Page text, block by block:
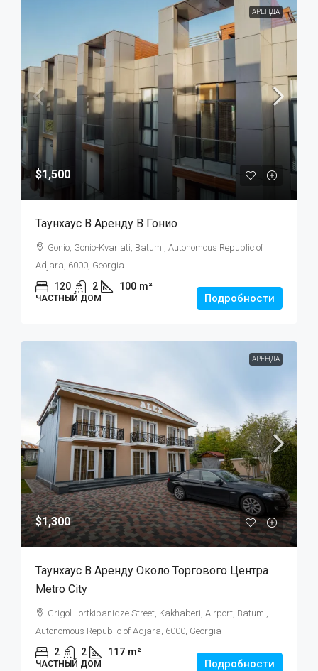
АРЕНДА
$1,500
Таунхаус В Аренду В Гонио
Gonio, Gonio-Kvariati, Batumi, Autonomous Republic of
Adjara, 6000, Georgia
120 2 100 m²
ЧАСТНЫЙ ДОМ Подробности
АРЕНДА
$1,300
Таунхаус В Аренду Около Торгового Центра
Metro City
Grigol Lortkipanidze Street, Kakhaberi, Airport, Batumi,
Autonomous Republic of Adjara, 6000, Georgia
2 2 117 m²
ЧАСТНЫЙ ДОМ Подробности